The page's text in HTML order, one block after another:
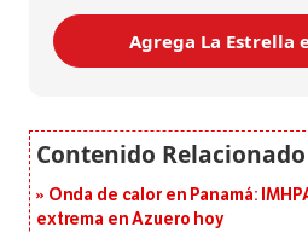
Agrega La Estrella
Onda de calor en Panamá:
extrema en Azuero hoy